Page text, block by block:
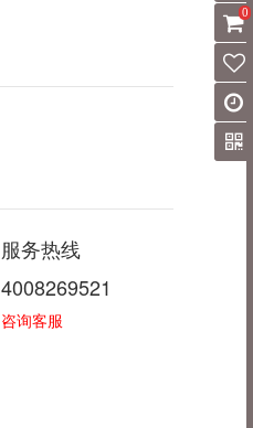
服务热线
4008269521
咨询客服
0